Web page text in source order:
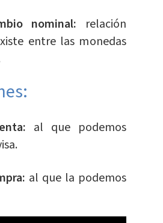
nominal: relación
entre las monedas
al que podemos
al que la podemos